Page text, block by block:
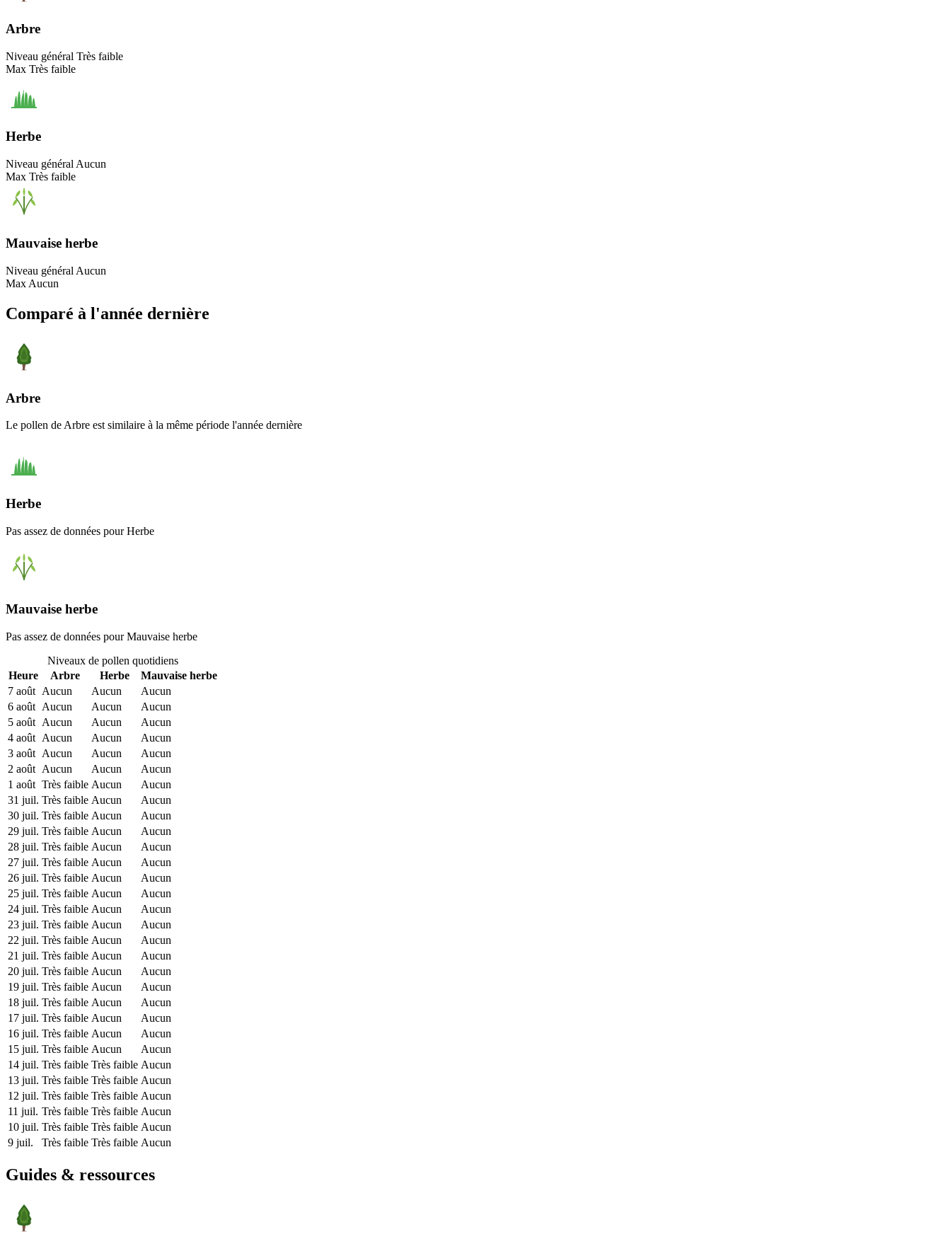
Arbre
Niveau général Très faible
Max Très faible
Herbe
Niveau général Aucun
Max Très faible
Mauvaise herbe
Niveau général Aucun
Max Aucun
Comparé à l'année dernière
Arbre
Le pollen de Arbre est similaire à la même période l'année dernière
Herbe
Pas assez de données pour Herbe
Mauvaise herbe
Pas assez de données pour Mauvaise herbe
Niveaux de pollen quotidiens
Heure
Arbre Herbe
Mauvaise herbe
7 août Aucun Aucun
Aucun
6 août Aucun Aucun
Aucun
5 août Aucun Aucun
Aucun
4 août Aucun Aucun
Aucun
3 août Aucun Aucun
Aucun
2 août Aucun Aucun
Aucun
1 août Très faible Aucun
Aucun
31 juil. Très faible Aucun
Aucun
30 juil. Très faible Aucun
Aucun
29 juil. Très faible Aucun
Aucun
28 juil. Très faible Aucun
Aucun
27 juil. Très faible Aucun
Aucun
26 juil. Très faible Aucun
Aucun
25 juil. Très faible Aucun
Aucun
24 juil. Très faible Aucun
Aucun
23 juil. Très faible Aucun
Aucun
22 juil. Très faible Aucun
Aucun
21 juil. Très faible Aucun
Aucun
20 juil. Très faible Aucun
Aucun
19 juil. Très faible Aucun
Aucun
18 juil. Très faible Aucun
Aucun
17 juil. Très faible Aucun
Aucun
16 juil. Très faible Aucun
Aucun
15 juil. Très faible Aucun
Aucun
14 juil. Très faible Très faible Aucun
13 juil. Très faible Très faible Aucun
12 juil. Très faible Très faible Aucun
11 juil. Très faible Très faible Aucun
10 juil. Très faible Très faible Aucun
9 juil.
Très faible Très faible Aucun
Guides & ressources